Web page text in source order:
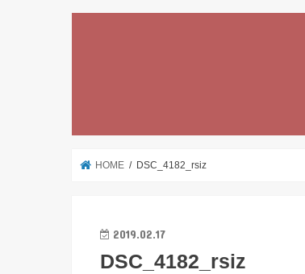
HOME DSC_4182_rsiz
2019.02.17
DSC_4182_rsiz